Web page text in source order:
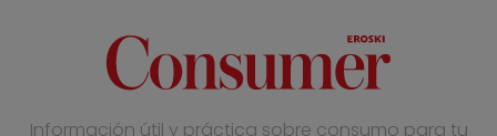
Información útil y práctica sobre consumo para tu